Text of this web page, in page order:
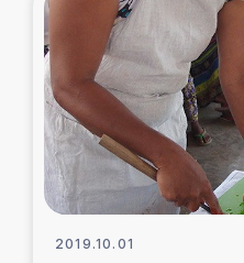
石巻市街
復興応
仮設住宅生活
漁業
2019.10.01